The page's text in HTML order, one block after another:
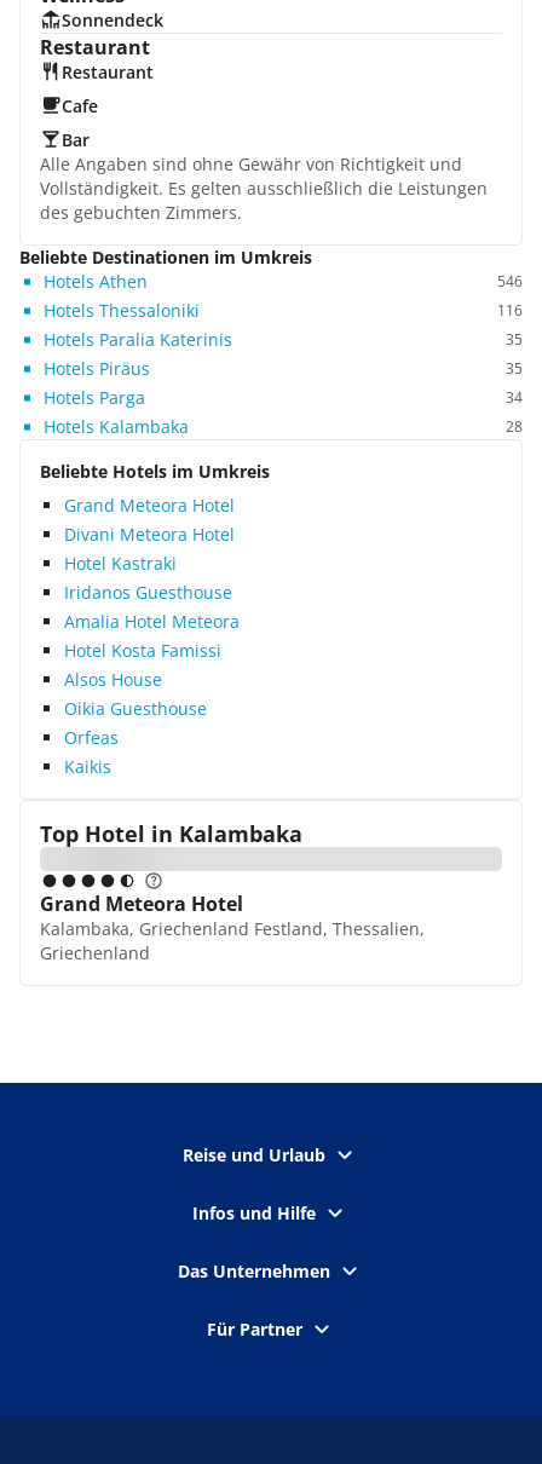
Sonnendeck
Restaurant
Restaurant
Cafe
Bar
Alle Angaben sind ohne Gewähr von Richtigkeit und
Vollständigkeit. Es gelten ausschließlich die Leistungen
des gebuchten Zimmers.
Beliebte Destinationen im Umkreis
Hotels Athen
546
Hotels Thessaloniki 116
Hotels Paralia Katerinis 35
Hotels Piräus 35
Hotels Parga 34
Hotels Kalambaka 28
Beliebte Hotels im Umkreis
Grand Meteora Hotel
Divani Meteora Hotel
Hotel Kastraki
Iridanos Guesthouse
Amalia Hotel Meteora
Hotel Kosta Famissi
Alsos House
Oikia Guesthouse
Orfeas
Kaikis
Top Hotel in Kalambaka
Grand Meteora Hotel
Kalambaka, Griechenland Festland, Thessalien,
Griechenland
Reise und Urlaub
Infos und Hilfe
Das Unternehmen
Für Partner